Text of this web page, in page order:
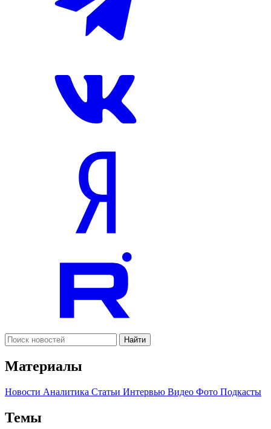
Найти
Материалы
Новости Аналитика Статьи Интервью Видео Фото Подкасты
Темы